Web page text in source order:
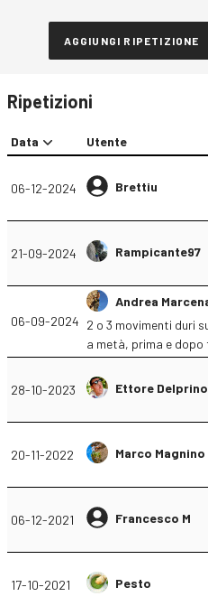
AGGIUNGI RIPETIZIONE
Ripetizioni
Data Utente
06-12-2024 Brettiu
21-09-2024 Rampicante97
06-09-2024
Andrea
2 o 3 movimenti duri
a metà, prima e dopo
28-10-2023 Ettore Delprino
20-11-2022 Marco Magnino
06-12-2021 Francesco M
17-10-2021 Pesto